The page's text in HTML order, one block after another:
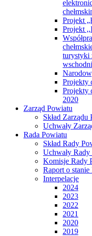
Projekt
Projekt
turystyki
Projekty
Projekty
2020
Zarząd Powiatu
Skład Zarządu
Uchwały
Rada Powiatu
Skład Rady
Uchwały Rady
Komisje Rady
Raport o stanie
Interpelacje
2024
2023
2022
2021
2020
2019